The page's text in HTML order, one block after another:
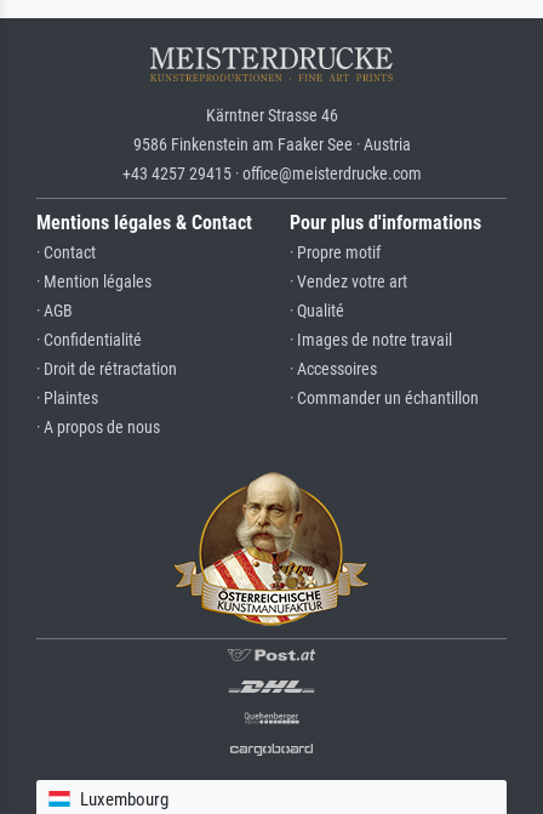
Kärntner Strasse 46
9586 Finkenstein am Faaker See · Austria
+43 4257 29415 · office@meisterdrucke.com
Mentions légales & Contact
· Contact
· Mention légales
· AGB
· Confidentialité
· Droit de rétractation
· Plaintes
· A propos de nous
Pour plus d'informations
· Propre motif
· Vendez votre art
· Qualité
· Images de notre travail
· Accessoires
· Commander un échantillon
Luxembourg